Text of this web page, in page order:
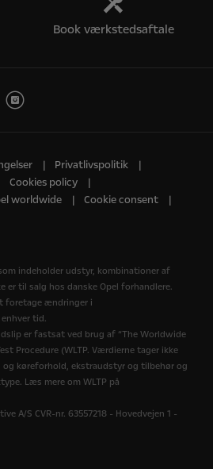
Book værkstedsaftale
Privatlivspolitik
Cookies policy
worldwide
Cookie consent
indeholder udstyr, kombinationer af
er til salg hos danske Opel forhandlere.
foretage ændringer i
tid.
er fastsat ved brug af “The Worldwide
Procedure (WLTP. Værdierne tager ikke
køreforhold, ekstraudstyr og tilbehør og
Læs mere om WLTP på
A/S CVR-nr. 63557218 - Hovedvejen 1 -